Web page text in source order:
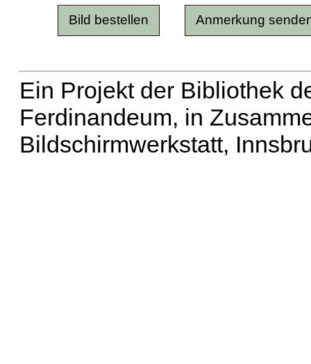
Ein Projekt der Bibliothek
Ferdinandeum, in
Bildschirmwerkstatt,